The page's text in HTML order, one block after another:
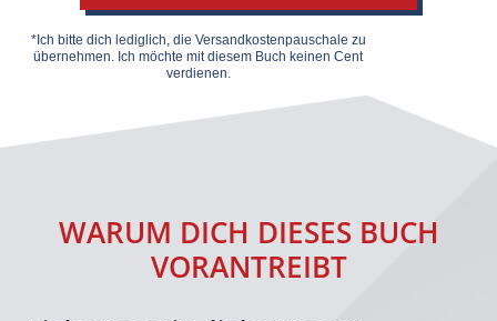
*Ich bitte dich lediglich, die Versandkosten­pauschale zu
übernehmen. Ich möchte mit diesem Buch keinen Cent
verdienen.
WARUM DICH DIESES BUCH
VORANTREIBT